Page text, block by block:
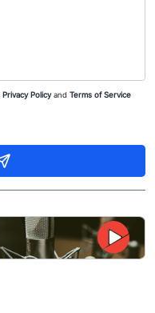
Privacy Policyand Terms of Service